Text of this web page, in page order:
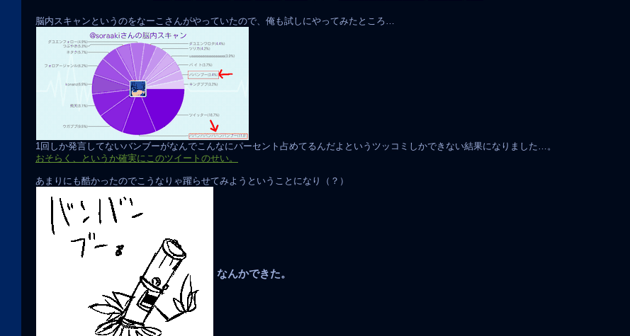
脳内スキャンというのをなーこさんがやっていたので、俺も試しにやってみたところ…
1回しか発言してないバンブーがなんでこんなにパーセント占めてるんだよというツッコミしかできない結果になりました…。
おそらく、というか確実にこのツイートのせい。
あまりにも酷かったのでこうなりゃ躍らせてみようということになり（？）
なんかできた。